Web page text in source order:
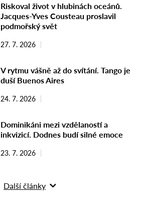
Riskoval život v hlubinách oceánů.
Jacques-Yves Cousteau proslavil
podmořský svět
27. 7. 2026
V rytmu vášně až do svítání. Tango je
duší Buenos Aires
24. 7. 2026
Dominikáni mezi vzdělaností a
inkvizicí. Dodnes budí silné emoce
23. 7. 2026
Další články